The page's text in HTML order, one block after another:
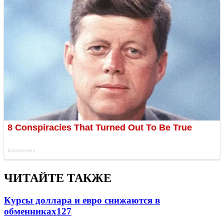
ЧИТАЙТЕ ТАКЖЕ
Курсы доллара и евро снижаются в
обменниках127